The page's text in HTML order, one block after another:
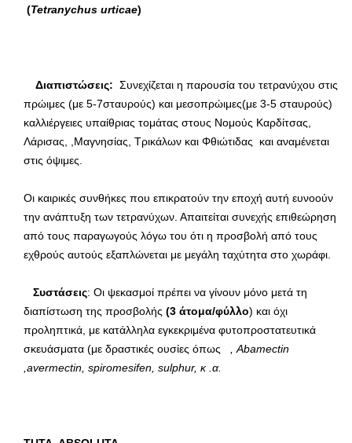
(Tetranychus urticae)
Διαπιστώσεις: Συνεχίζεται η παρουσία του τετρανύχου στις
πρώιμες (με 5-7σταυρούς) και μεσοπρώιμες(με 3-5 σταυρούς)
καλλιέργειες υπαίθριας τομάτας στους Νομούς Καρδίτσας,
Λάρισας, ,Μαγνησίας, Τρικάλων και Φθιώτιδας και αναμένεται
στις όψιμες.
Οι καιρικές συνθήκες που επικρατούν την εποχή αυτή ευνοούν
την ανάπτυξη των τετρανύχων. Απαιτείται συνεχής επιθεώρηση
από τους παραγωγούς λόγω του ότι η προσβολή από τους
εχθρούς αυτούς εξαπλώνεται με μεγάλη ταχύτητα στο χωράφι.
Συστάσεις: Οι ψεκασμοί πρέπει να γίνουν μόνο μετά τη
διαπίστωση της προσβολής (3 άτομα/φύλλο) και όχι
προληπτικά, με κατάλληλα εγκεκριμένα φυτοπροστατευτικά
σκευάσματα (με δραστικές ουσίες όπως
,Abamectin
,avermectin, spiromesifen, sulphur, κ .α.